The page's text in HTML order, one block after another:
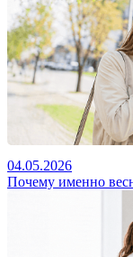
04.05.2026
Почему именно